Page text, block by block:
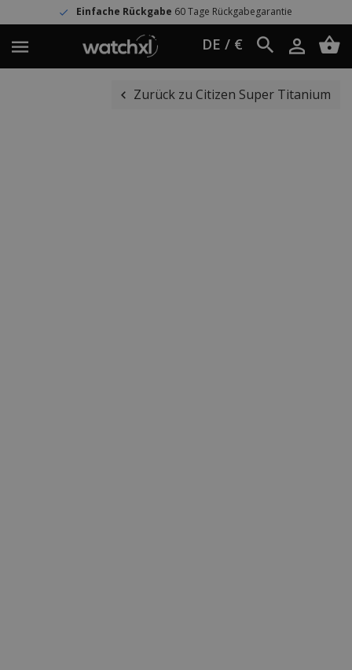
Einfache Rückgabe60 Tage Rückgabegarantie
DE / €
Zurück zu Citizen Super Titanium